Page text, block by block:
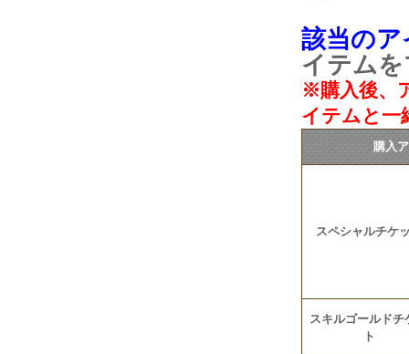
該当の
イテム
※購入後、
イテムと一
購入
スペシャルチケ
スキルゴールドチ
ト